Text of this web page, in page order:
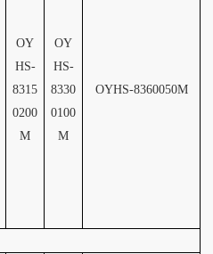
OY
HS-
8315
0200
M
OY
HS-
8330
0100
M
OYHS-8360050M